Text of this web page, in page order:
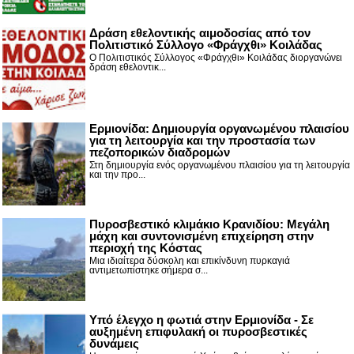
Δράση εθελοντικής αιμοδοσίας από τον
Πολιτιστικό Σύλλογο «Φράγχθι» Κοιλάδας
Ο Πολιτιστικός Σύλλογος «Φράγχθι» Κοιλάδας διοργανώνει
δράση εθελοντικ...
Ερμιονίδα: Δημιουργία οργανωμένου πλαισίου
για τη λειτουργία και την προστασία των
πεζοπορικών διαδρομών
Στη δημιουργία ενός οργανωμένου πλαισίου για τη λειτουργία
και την προ...
Πυροσβεστικό κλιμάκιο Κρανιδίου: Μεγάλη
μάχη και συντονισμένη επιχείρηση στην
περιοχή της Κόστας
Μια ιδιαίτερα δύσκολη και επικίνδυνη πυρκαγιά
αντιμετωπίστηκε σήμερα σ...
Υπό έλεγχο η φωτιά στην Ερμιονίδα - Σε
αυξημένη επιφυλακή οι πυροσβεστικές
δυνάμεις